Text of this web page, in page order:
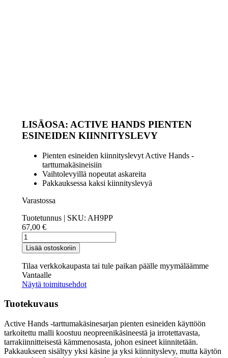
LISÄOSA: ACTIVE HANDS PIENTEN
ESINEIDEN KIINNITYSLEVY
Pienten esineiden kiinnityslevyt Active Hands -
tarttumakäsineisiin
Vaihtolevyillä nopeutat askareita
Pakkauksessa kaksi kiinnityslevyä
Varastossa
Tuotetunnus | SKU: AH9PP
67,00 €
Lisäosa,
Active
Hands
pienten
esineiden
pidike
2
kpl,
Musta
Lisää ostoskoriin
Tilaa verkkokaupasta tai tule paikan päälle myymäläämme
Vantaalle
Näytä toimitusehdot
Tuotekuvaus
Active Hands -tarttumakäsinesarjan pienten esineiden käyttöön
tarkoitettu malli koostuu neopreenikäsineestä ja irrotettavasta,
tarrakiinnitteisestä kämmenosasta, johon esineet kiinnitetään.
Pakkaukseen sisältyy yksi käsine ja yksi kiinnityslevy, mutta käytön